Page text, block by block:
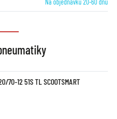
Na objednávku 20-60 dnů
70-12 51S TL SCOOTSMART